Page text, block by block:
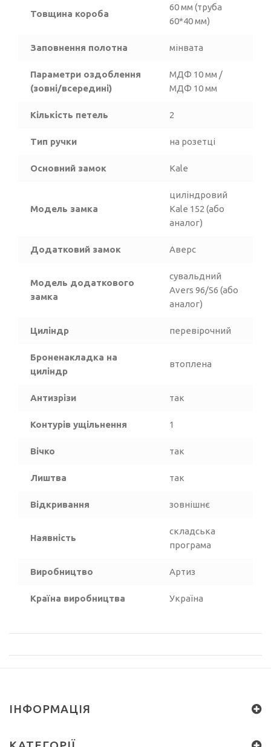
Товщина короба
60 мм (труба
60*40 мм)
Заповнення полотна мінвата
Параметри оздоблення
(зовні/всередині)
МДФ 10 мм /
МДФ 10 мм
Кількість петель 2
Тип ручки на розетці
Основний замок Kale
Модель замка
циліндровий
Kale 152 (або
аналог)
Додатковий замок Аверс
Модель додаткового
замка
сувальдний
Аvers 96/S6 (або
аналог)
Циліндр перевірочний
Броненакладка на
циліндр
втоплена
Антизрізи так
Контурів ущільнення 1
Вічко так
Лиштва так
Відкривання зовнішнє
Наявність
складська
програма
Виробництво Артиз
Країна виробництва Україна
ІНФОРМАЦІЯ